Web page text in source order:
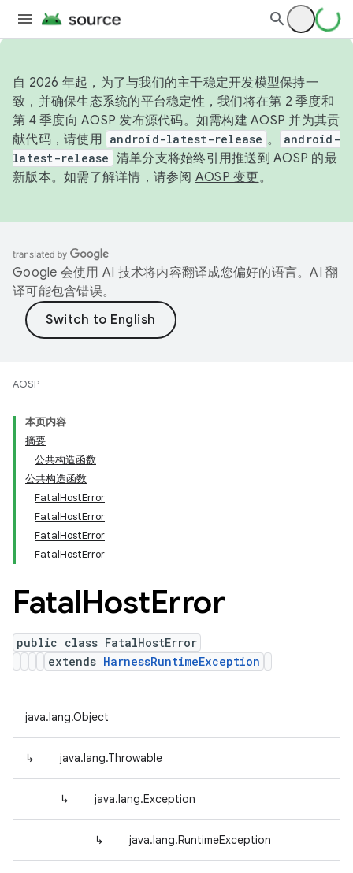
自 2026 年起，为了与我们的主干稳定开发模型保持一
致，并确保生态系统的平台稳定性，我们将在第 2 季度和
第 4 季度向 AOSP 发布源代码。如需构建 AOSP 并为其贡
献代码，请使用 android-latest-release 。
android-
latest-release 清单分支将始终引用推送到 AOSP 的最
新版本。如需了解详情，请参阅 AOSP 变更。
Google 会使用 AI 技术将内容翻译成您偏好的语言。AI 翻
译可能包含错误。
AOSP
本页内容
摘要
公共构造函数
公共构造函数
FatalHostError
FatalHostError
FatalHostError
FatalHostError
FatalHostError
public class FatalHostError
extends HarnessRuntimeException
java.lang.Object
↳ java.lang.Throwable
↳ java.lang.Exception
↳ java.lang.RuntimeException